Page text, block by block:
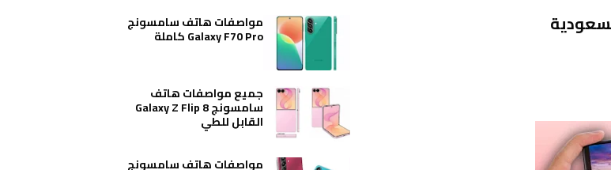
مواصفات هاتف سامسونج
Galaxy F70 Pro كاملة
جميع مواصفات هاتف
سامسونج Galaxy Z Flip 8
القابل للطي
مواصفات هاتف سامسونج